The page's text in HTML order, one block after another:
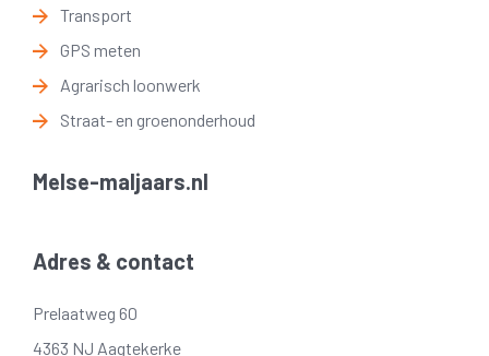
Transport
GPS meten
Agrarisch loonwerk
Straat- en groenonderhoud
Melse-maljaars.nl
Adres & contact
Prelaatweg 60
4363 NJ Aagtekerke